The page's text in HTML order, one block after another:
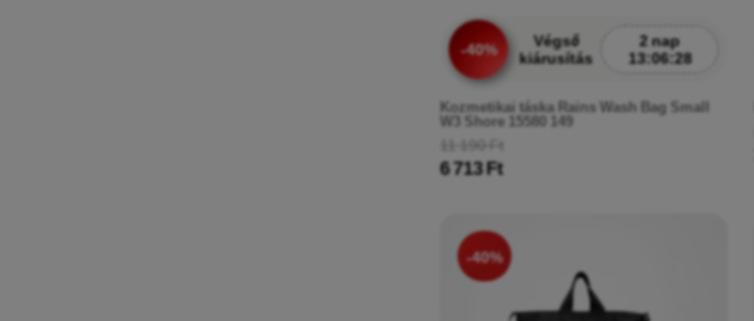
-40%
Végső
kiárusítás
2 nap
13:06:26
Kozmetikai táska Rains Wash Bag Small
W3 Shore 15580 149
11 190 Ft
6 713 Ft
-40%